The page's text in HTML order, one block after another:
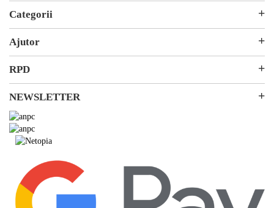
Parteneri
ANPC
Categorii
Hârtie și Cartoane
Productie Publicitara
Soluții 3D
Ajutor
Contact
Ticket Service
SEAP/SICAP
RPD
Despre noi
Resurse & noutati
Modalitati de Livrare
NEWSLETTER
Abonare